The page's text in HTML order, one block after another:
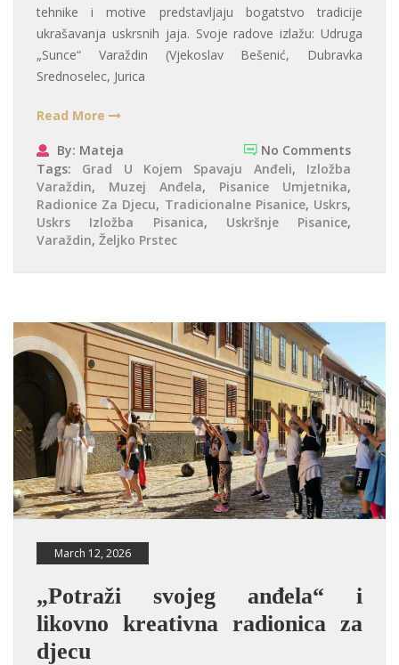
tehnike i motive predstavljaju bogatstvo tradicije
ukrašavanja uskrsnih jaja. Svoje radove izlažu: Udruga
„Sunce“ Varaždin (Vjekoslav Bešenić, Dubravka
Srednoselec, Jurica
Read More
By: Mateja
No Comments
Tags: Grad U Kojem Spavaju Anđeli, Izložba
Varaždin, Muzej Anđela, Pisanice Umjetnika,
Radionice Za Djecu, Tradicionalne Pisanice, Uskrs,
Uskrs Izložba Pisanica, Uskršnje Pisanice,
Varaždin, Željko Prstec
March 12, 2026
„Potraži svojeg anđela“ i
likovno kreativna radionica za
djecu